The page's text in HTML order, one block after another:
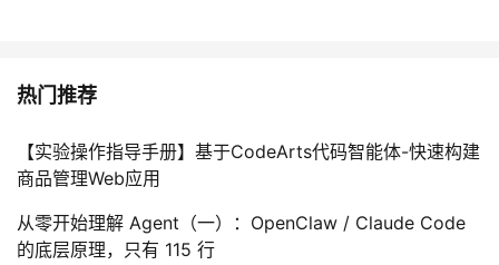
热门推荐
【实验操作指导手册】基于CodeArts代码智能体-快速构建
商品管理Web应用
从零开始理解 Agent（一）：OpenClaw / Claude Code
的底层原理，只有 115 行